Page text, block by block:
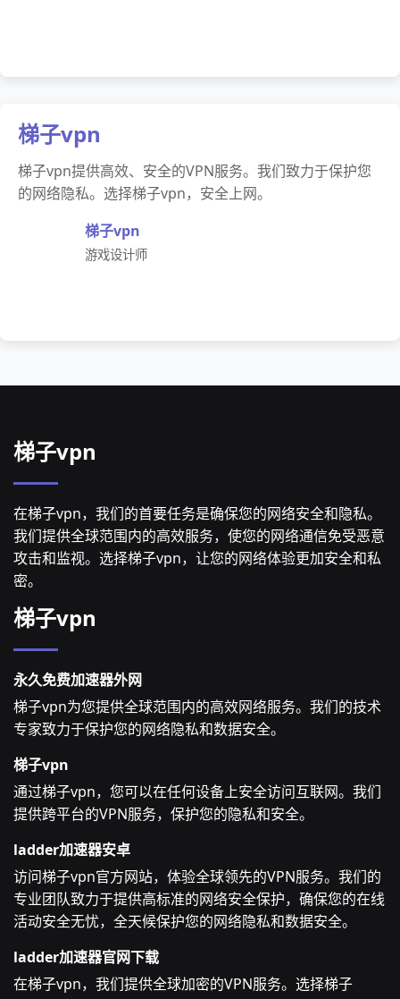
梯子vpn
梯子vpn提供高效、安全的VPN服务。我们致力于保护您
的网络隐私。选择梯子vpn，安全上网。
梯子vpn
游戏设计师
梯子vpn
在梯子vpn，我们的首要任务是确保您的网络安全和隐私。
我们提供全球范围内的高效服务，使您的网络通信免受恶意
攻击和监视。选择梯子vpn，让您的网络体验更加安全和私
密。
梯子vpn
永久免费加速器外网
梯子vpn为您提供全球范围内的高效网络服务。我们的技术
专家致力于保护您的网络隐私和数据安全。
梯子vpn
通过梯子vpn，您可以在任何设备上安全访问互联网。我们
提供跨平台的VPN服务，保护您的隐私和安全。
ladder加速器安卓
访问梯子vpn官方网站，体验全球领先的VPN服务。我们的
专业团队致力于提供高标准的网络安全保护，确保您的在线
活动安全无忧，全天候保护您的网络隐私和数据安全。
ladder加速器官网下载
在梯子vpn，我们提供全球加密的VPN服务。选择梯子